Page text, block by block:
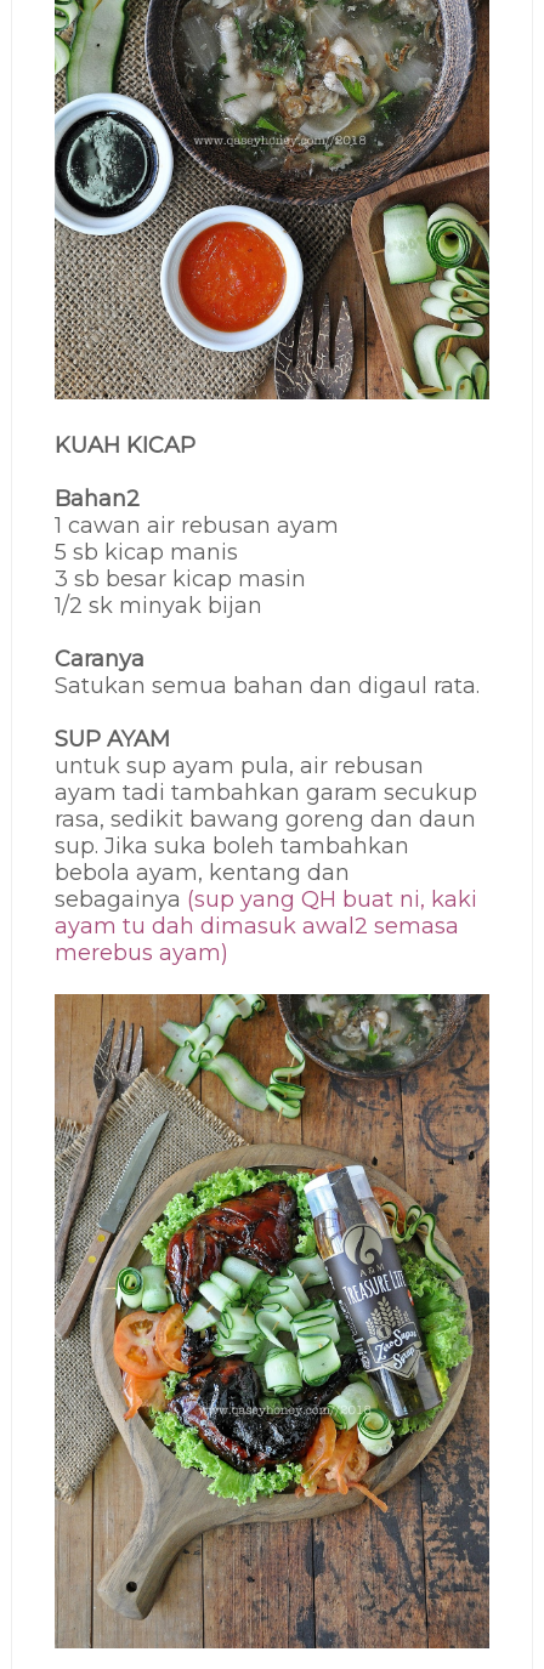
KUAH KICAP
Bahan2
1 cawan air rebusan ayam
5 sb kicap manis
3 sb besar kicap masin
1/2 sk minyak bijan
Caranya
Satukan semua bahan dan digaul rata.
SUP AYAM
untuk sup ayam pula, air rebusan
ayam tadi tambahkan garam secukup
rasa, sedikit bawang goreng dan daun
sup. Jika suka boleh tambahkan
bebola ayam, kentang dan
sebagainya (sup yang QH buat ni, kaki
ayam tu dah dimasuk awal2 semasa
merebus ayam)